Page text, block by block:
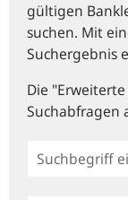
gültigen
suchen. Mit
Suchergebnis
Die
Suchabfragen
Einfache